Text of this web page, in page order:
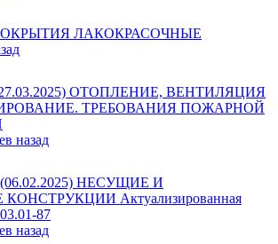
ЛАКОКРАСОЧНЫЕ
(27.03.2025) ОТОПЛЕНИЕ, ВЕНТИЛЯЦИЯ
ТРЕБОВАНИЯ ПОЖАРНОЙ
назад
(06.02.2025) НЕСУЩИЕ И
Актуализированная
87
назад